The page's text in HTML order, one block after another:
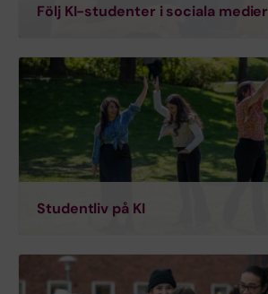
Följ KI-studenter i sociala medier
Studentliv på KI